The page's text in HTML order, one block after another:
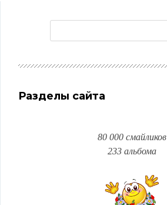
Разделы сайта
80 000 смайликов
233 альбома